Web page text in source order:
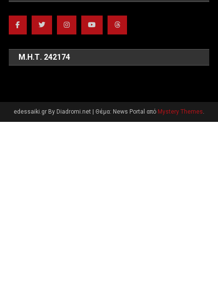
Μ.Η.Τ. 242174
edessaiki.gr By Diadromi.net Θέμα: News Portal από Mystery Themes.